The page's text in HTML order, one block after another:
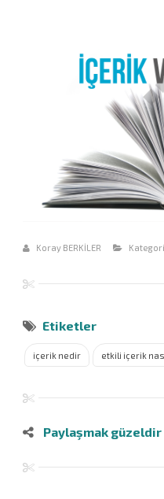
Koray BERKİLER
Etiketler
içerik nedir etkili içerik
Paylaşmak